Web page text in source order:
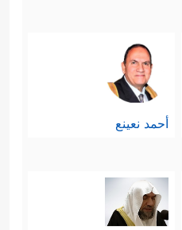
أحمد نعينع